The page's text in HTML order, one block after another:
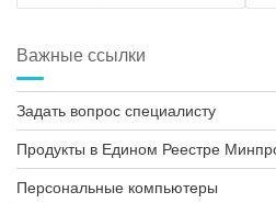
Важные ссылки
Задать вопрос специалисту
Продукты в Едином Реестре
Персональные компьютеры